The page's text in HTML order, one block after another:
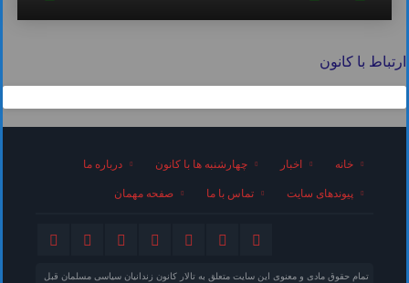
ارتباط با کانون
خانه اخبار چهارشنبه ها با کانون درباره ما
پیوندهای سایت تماس با ما صفحه مهمان
تمام حقوق مادی و معنوی این سایت متعلق به تالار کانون زندانیان سیاسی مسلمان قبل